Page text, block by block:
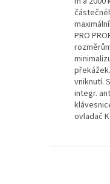
PRO
vniknutí.
integr.
ovladač